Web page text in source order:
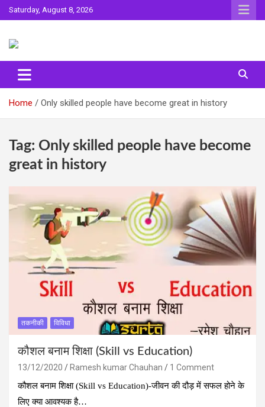
Skip
to
Saturday, August 8, 2026
Surta
Home Only skilled people have become great in history
Tag: Only skilled people have become
great in history
तकनीकी विविधा
कौशल बनाम शिक्षा (Skill vs Education)
13/12/2020 Ramesh kumar Chauhan
1 Comment
कौशल बनाम शिक्षा (Skill vs Education)-जीवन की दौड़ में सफल होने के
लिए क्‍या आवश्‍यक है…